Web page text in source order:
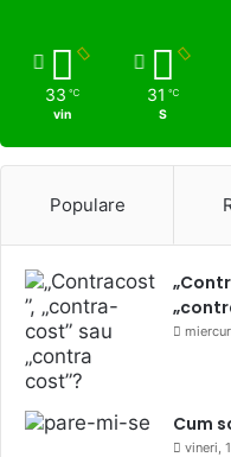
33 ℃
vin
31 ℃
S
Populare
Cum
vineri,